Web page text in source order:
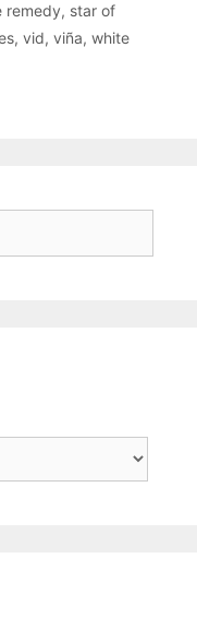
remedy, star of
, vid, viña, white